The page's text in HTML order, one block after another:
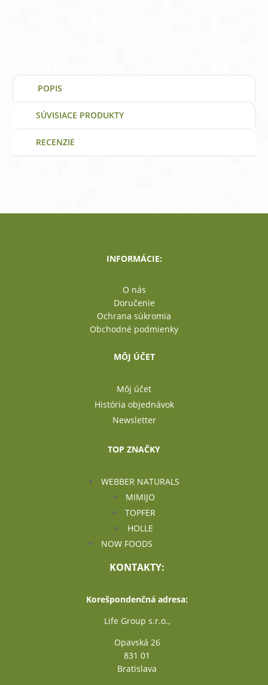
POPIS
SÚVISIACE PRODUKTY
RECENZIE
INFORMÁCIE:
O nás
Doručenie
Ochrana súkromia
Obchodné podmienky
MÔJ ÚČET
Môj účet
História objednávok
Newsletter
TOP ZNAČKY
WEBBER NATURALS
MIMIJO
TOPFER
HOLLE
NOW FOODS
KONTAKTY:
Korešpondenčná adresa:
Life Group s.r.o.,
Opavská 26
831 01
Bratislava